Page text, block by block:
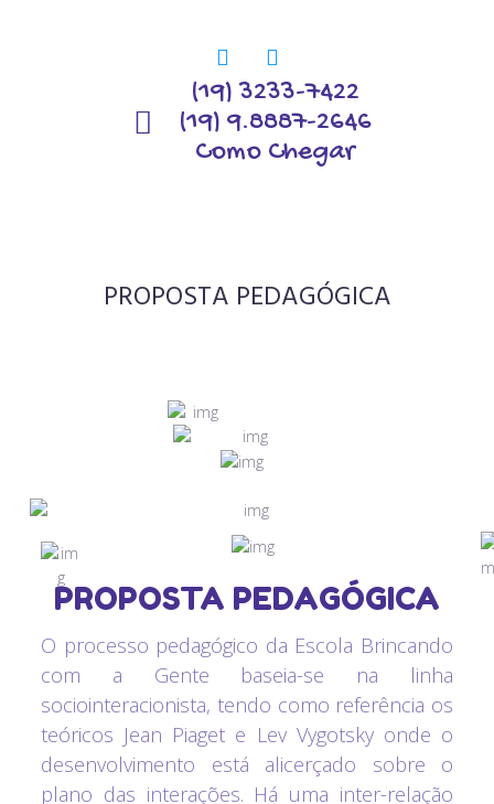
(19) 3233-7422
(19) 9.8887-2646
Como Chegar
PROPOSTA PEDAGÓGICA
PROPOSTA PEDAGÓGICA
O processo pedagógico da Escola Brincando
com a Gente baseia-se na linha
sociointeracionista, tendo como referência os
teóricos Jean Piaget e Lev Vygotsky onde o
desenvolvimento está alicerçado sobre o
plano das interações. Há uma inter-relação